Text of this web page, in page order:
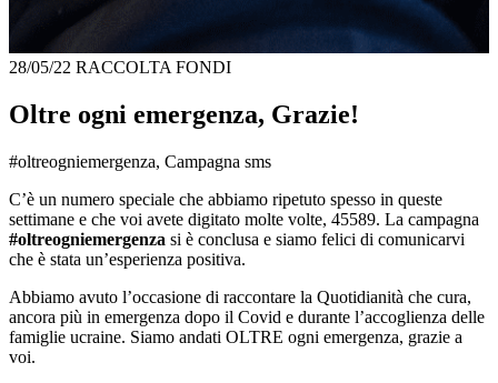
28/05/22 RACCOLTA FONDI
Oltre ogni emergenza, Grazie!
#oltreogniemergenza, Campagna sms
C’è un numero speciale che abbiamo ripetuto spesso in queste
settimane e che voi avete digitato molte volte, 45589. La campagna
#oltreogniemergenza si è conclusa e siamo felici di comunicarvi
che è stata un’esperienza positiva.
Abbiamo avuto l’occasione di raccontare la Quotidianità che cura,
ancora più in emergenza dopo il Covid e durante l’accoglienza delle
famiglie ucraine. Siamo andati OLTRE ogni emergenza, grazie a
voi.